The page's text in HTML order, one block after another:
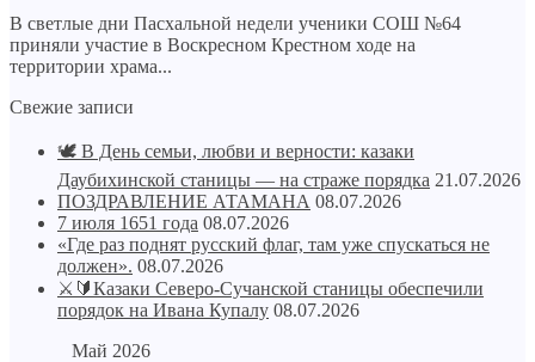
В светлые дни Пасхальной недели ученики СОШ №64
приняли участие в Воскресном Крестном ходе на
территории храма...
Свежие записи
🕊️ В День семьи, любви и верности: казаки
Даубихинской станицы — на страже порядка 21.07.2026
ПОЗДРАВЛЕНИЕ АТАМАНА 08.07.2026
7 июля 1651 года 08.07.2026
«Где раз поднят русский флаг, там уже спускаться не
должен». 08.07.2026
⚔🔰Казаки Северо-Сучанской станицы обеспечили
порядок на Ивана Купалу 08.07.2026
Май 2026